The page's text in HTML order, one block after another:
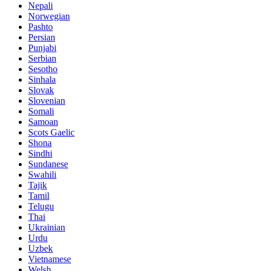
Nepali
Norwegian
Pashto
Persian
Punjabi
Serbian
Sesotho
Sinhala
Slovak
Slovenian
Somali
Samoan
Scots Gaelic
Shona
Sindhi
Sundanese
Swahili
Tajik
Tamil
Telugu
Thai
Ukrainian
Urdu
Uzbek
Vietnamese